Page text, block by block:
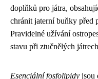
doplňků pro játra,
chránit jaterní buňky před
Pravidelné užívání
stavu při ztučnělých
Esenciální fosfolipidy jsou